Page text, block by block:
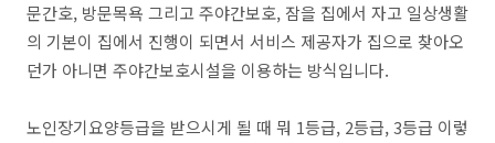
문간호, 방문목욕 그리고 주야간보호, 잠을 집에서 자고 일상생활
의 기본이 집에서 진행이 되면서 서비스 제공자가 집으로 찾아오
던가 아니면 주야간보호시설을 이용하는 방식입니다.
노인장기요양등급을 받으시게 될 때 뭐 1등급, 2등급, 3등급 이렇